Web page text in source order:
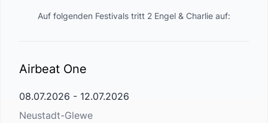
Auf folgenden Festivals tritt 2 Engel & Charlie auf:
Airbeat One
08.07.2026 - 12.07.2026
Neustadt-Glewe